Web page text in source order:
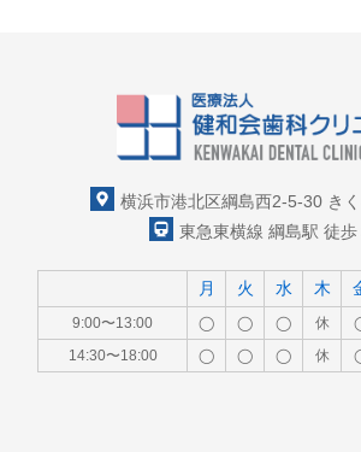
横浜市港北区綱島西2-5-30 き
東急東横線 綱島駅 徒歩
月 火 水 木
9:00〜13:00 ◯ ◯ ◯ 休
14:30〜18:00
◯ ◯ ◯ 休